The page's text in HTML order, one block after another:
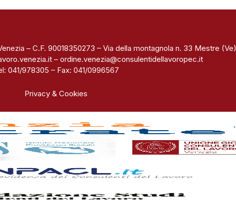
– C.F. 90018350273 – Via della montagnola n. 33 Mestre (Ve)
– ordine.venezia@consulentidellavoropec.it
041/978305 – Fax: 041/0996567
Privacy & Cookies